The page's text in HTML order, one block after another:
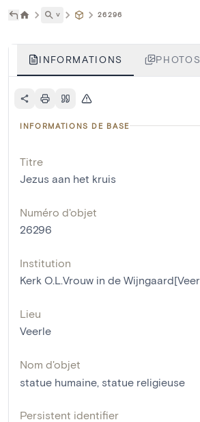
˅ 26296
INFORMATIONS
INFORMATIONS DE BASE
Titre
Jezus aan het kruis
Numéro d'objet
26296
Institution
Kerk O.L.Vrouw in de
Lieu
Veerle
Nom d'objet
statue humaine, statue religieuse
Persistent identifier